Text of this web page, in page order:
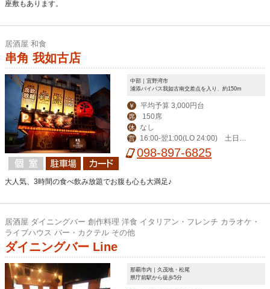
座敷もあります。
居酒屋 和食
串角 我如古店
中部｜宜野湾市
浦添バイパス我如古南交差点を入り、約150m
￥ 平均予算 3,000円台
席 150席
休 なし
営
16:00-翌1:00(LO 24:00) 土日祝1
5:00-翌1:00(LO 24:00)
098-897-6825
大人気、3時間の食べ飲み放題でお腹も心も大満足♪
居酒屋 ダイニングバー 創作料理 洋食 イタリアン・フレンチ カラオケ・
ライブハウス バー・カクテル その他
ダイニングバー Line
那覇市内｜久茂地・松尾
県庁前駅から徒歩5分